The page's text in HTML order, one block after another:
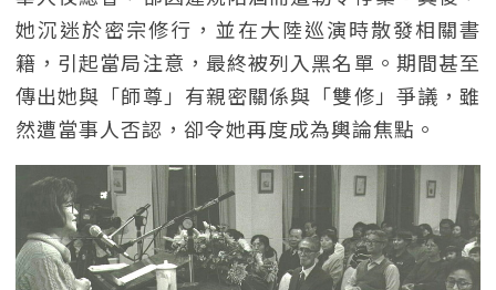
她沉迷於密宗修行，並在大陸巡演時散發相關書
籍，引起當局注意，最終被列入黑名單。期間甚至
傳出她與「師尊」有親密關係與「雙修」爭議，雖
然遭當事人否認，卻令她再度成為輿論焦點。